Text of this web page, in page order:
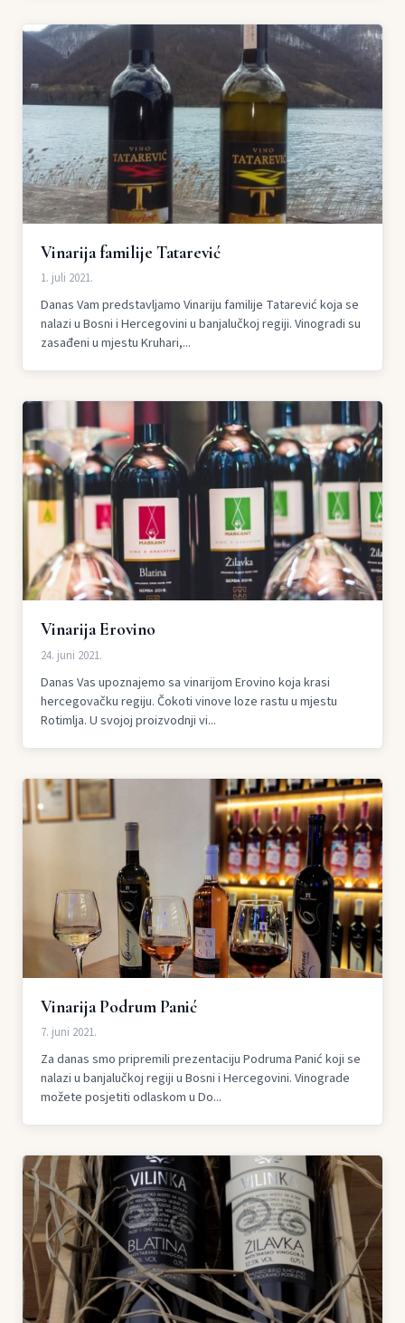
Vinarija familije Tatarević
1. juli 2021.
Danas Vam predstavljamo Vinariju familije Tatarević koja se
nalazi u Bosni i Hercegovini u banjalučkoj regiji. Vinogradi su
zasađeni u mjestu Kruhari,...
Vinarija Erovino
24. juni 2021.
Danas Vas upoznajemo sa vinarijom Erovino koja krasi
hercegovačku regiju. Čokoti vinove loze rastu u mjestu
Rotimlja. U svojoj proizvodnji vi...
Vinarija Podrum Panić
7. juni 2021.
Za danas smo pripremili prezentaciju Podruma Panić koji se
nalazi u banjalučkoj regiji u Bosni i Hercegovini. Vinograde
možete posjetiti odlaskom u Do...